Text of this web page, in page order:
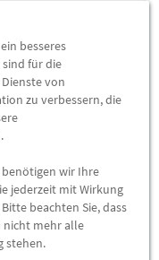
|
bei Ihrem Fahrzeug
besseres
sind für die
von
zu verbessern, die
wir Ihre
jederzeit mit Wirkung
beachten Sie, dass
nicht mehr alle
stehen.